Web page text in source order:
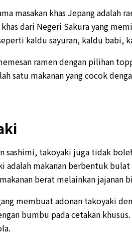
masakan khas Jepang adalah
khas dari Negeri Sakura yang
kaldu sayuran, kaldu babi,
ramen dengan pilihan
satu makanan yang cocok
sashimi, takoyaki juga tidak
adalah makanan berbentuk
berat melainkan jajanan
membuat adonan takoyaki
bumbu pada cetakan